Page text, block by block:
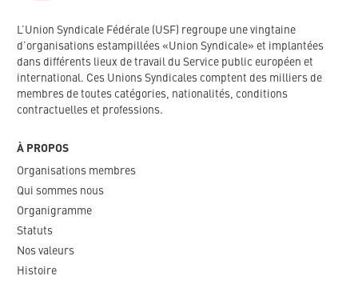
L’Union Syndicale Fédérale (USF) regroupe une vingtaine
d’organisations estampillées «Union Syndicale» et implantées
dans différents lieux de travail du Service public européen et
international. Ces Unions Syndicales comptent des milliers de
membres de toutes catégories, nationalités, conditions
contractuelles et professions.
À PROPOS
Organisations membres
Qui sommes nous
Organigramme​
Statuts
Nos valeurs​
Histoire